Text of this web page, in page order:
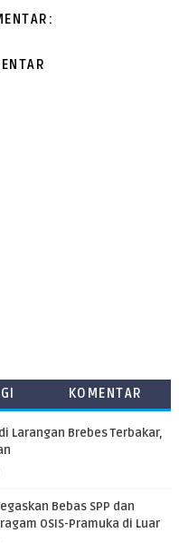
KOMENTAR
Larangan Brebes Terbakar,
Bebas SPP dan
OSIS-Pramuka di Luar